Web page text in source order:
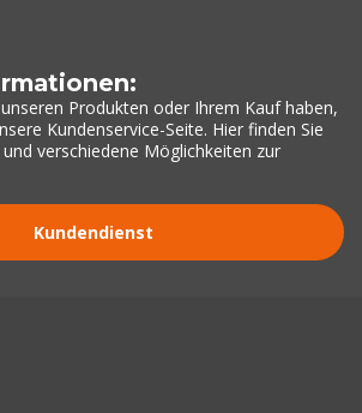
Produkten oder Ihrem Kauf haben,
Kundenservice-Seite. Hier finden Sie
verschiedene Möglichkeiten zur
Kundendienst